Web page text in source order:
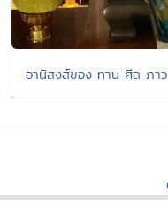
อานิสงส์ของ ทาน ศีล ภา